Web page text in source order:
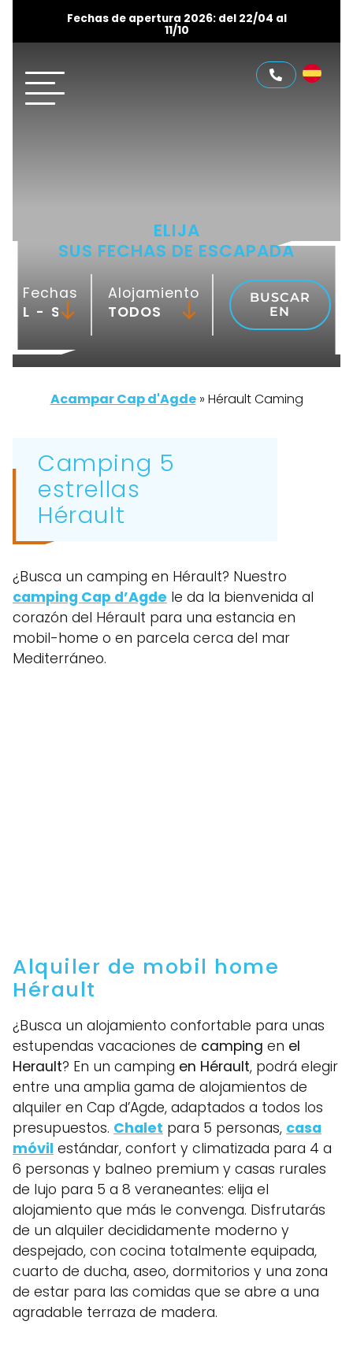
Fechas de apertura 2026: del 22/04 al
11/10
ELIJA
SUS FECHAS DE ESCAPADA
Fechas
-
Alojamiento
BUSCAR
EN
Acampar Cap d'Agde» Hérault Caming
Camping 5
estrellas
Hérault
¿Busca un camping en Hérault? Nuestro
camping Cap d’Agde le da la bienvenida al
corazón del Hérault para una estancia en
mobil-home o en parcela cerca del mar
Mediterráneo.
Alquiler de mobil home
Hérault
¿Busca un alojamiento confortable para unas
estupendas vacaciones de camping en el
Herault? En un camping en Hérault, podrá elegir
entre una amplia gama de alojamientos de
alquiler en Cap d’Agde, adaptados a todos los
presupuestos. Chalet para 5 personas, casa
móvil estándar, confort y climatizada para 4 a
6 personas y balneo premium y casas rurales
de lujo para 5 a 8 veraneantes: elija el
alojamiento que más le convenga. Disfrutarás
de un alquiler decididamente moderno y
despejado, con cocina totalmente equipada,
cuarto de ducha, aseo, dormitorios y una zona
de estar para las comidas que se abre a una
agradable terraza de madera.